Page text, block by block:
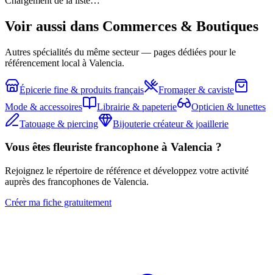
Voir aussi dans Commerces & Boutiques
Autres spécialités du même secteur — pages dédiées pour le
référencement local à Valencia.
Épicerie fine & produits français
Fromager & caviste
Mode & accessoires
Librairie & papeterie
Opticien & lunettes
Tatouage & piercing
Bijouterie créateur & joaillerie
Vous êtes fleuriste francophone à Valencia ?
Rejoignez le répertoire de référence et développez votre activité
auprès des francophones de Valencia.
Créer ma fiche gratuitement